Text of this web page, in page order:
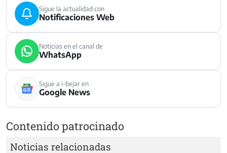
Sigue la actualidad con
Notificaciones Web
Noticias en el canal de
WhatsApp
Sigue a i-bejar en
Google News
Contenido patrocinado